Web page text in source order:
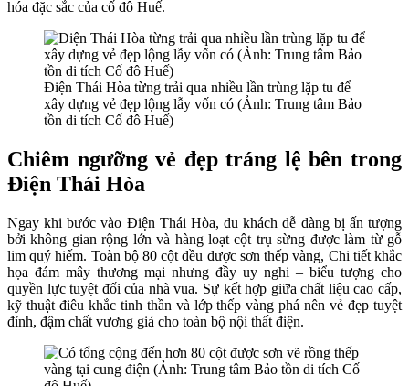
hóa đặc sắc của cố đô Huế.
Điện Thái Hòa từng trải qua nhiều lần trùng lặp tu để
xây dựng vẻ đẹp lộng lẫy vốn có (Ảnh: Trung tâm Bảo
tồn di tích Cố đô Huế)
Chiêm ngưỡng vẻ đẹp tráng lệ bên trong
Điện Thái Hòa
Ngay khi bước vào Điện Thái Hòa, du khách dễ dàng bị ấn tượng
bởi không gian rộng lớn và hàng loạt cột trụ sừng được làm từ gỗ
lim quý hiếm. Toàn bộ 80 cột đều được sơn thếp vàng, Chi tiết khắc
họa đám mây thương mại nhưng đầy uy nghi – biểu tượng cho
quyền lực tuyệt đối của nhà vua. Sự kết hợp giữa chất liệu cao cấp,
kỹ thuật điêu khắc tinh thần và lớp thếp vàng phá nên vẻ đẹp tuyệt
đỉnh, đậm chất vương giả cho toàn bộ nội thất điện.